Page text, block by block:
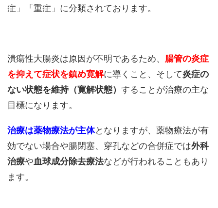
症」「重症」に分類されております。
潰瘍性大腸炎は原因が不明であるため、 腸管の炎症
を抑えて症状を鎮め寛解に導くこと、そして炎症の
ない状態を維持（寛解状態） することが治療の主な
目標になります。
治療は薬物療法が主体となりますが、薬物療法が有
効でない場合や腸閉塞、穿孔などの合併症では外科
治療や血球成分除去療法などが行われることもあり
ます。